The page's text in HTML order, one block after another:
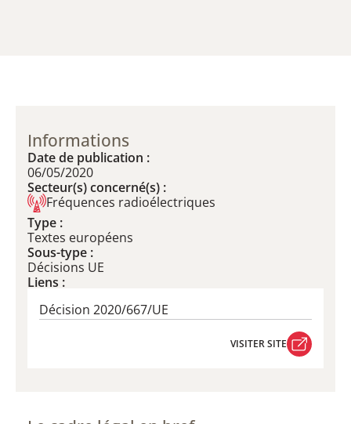
Informations
Date de publication :
06/05/2020
Secteur(s) concerné(s) :
Fréquences radioélectriques
Type :
Textes européens
Sous-type :
Décisions UE
Liens :
Décision 2020/667/UE
VISITER SITE